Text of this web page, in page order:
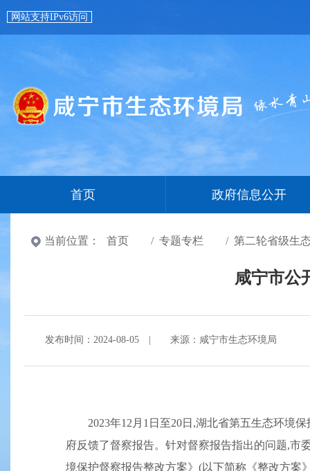
网站支持IPv6访问
首页 政府信息公开
当前位置： 首页 专题专栏 第二轮省级生
咸宁市公
发布时间：2024-08-05 来源：咸宁市生态环境局
2023年12月1日至20日,湖北省第五生态环境
府反馈了督察报告。针对督察报告指出的问题,市
境保护督察报告整改方案》(以下简称《整改方案